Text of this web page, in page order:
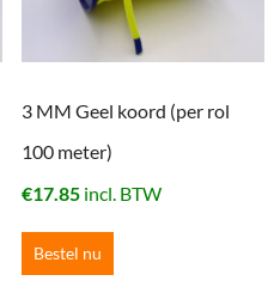
3 MM Geel koord (per rol
100 meter)
€17.85 incl. BTW
Bestel nu